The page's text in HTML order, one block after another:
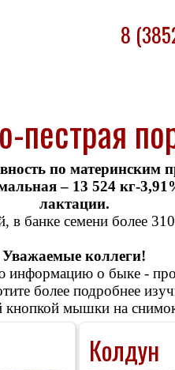
8
пестрая
по материнским
– 13 524 кг-
лактации.
в банке семени более
Уважаемые коллеги!
информацию о быке -
более подробнее
кнопкой мышки на
Колдун